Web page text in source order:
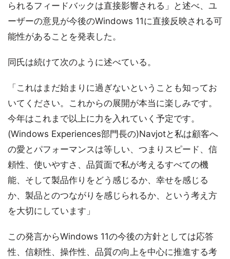
られるフィードバックは直接影響される」と述べ、ユ
ーザーの意見が今後のWindows 11に直接反映される可
能性があることを発表した。
同氏は続けて次のように述べている。
「これはまだ始まりに過ぎないということも知ってお
いてください。これからの展開が本当に楽しみです。
今年はこれまで以上に力を入れていく予定です。
(Windows Experiences部門長の)Navjotと私は顧客へ
の愛とパフォーマンスは等しい、つまりスピード、信
頼性、使いやすさ、品質面で私が考えるすべての機
能、そして製品作りをどう感じるか、幸せを感じる
か、製品とのつながりを感じられるか、という考え方
を大切にしています」
この発言からWindows 11の今後の方針としては応答
性、信頼性、操作性、品質の向上を中心に推進する考